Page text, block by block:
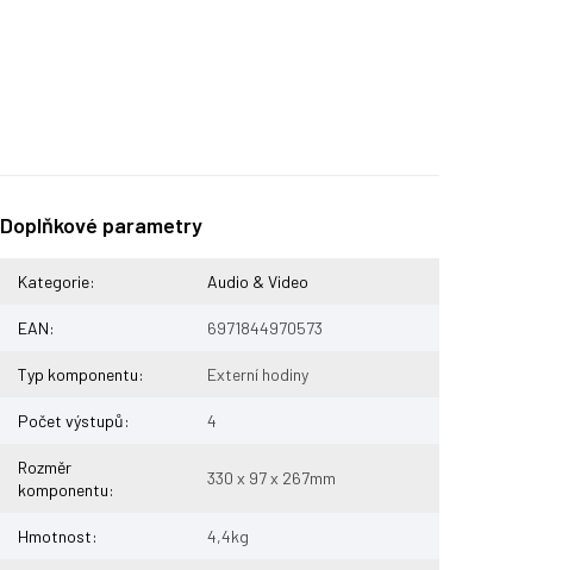
Doplňkové parametry
Kategorie: Audio & Video
EAN: 6971844970573
Typ komponentu: Externí hodiny
Počet výstupů: 4
Rozměr
komponentu:
330 x 97 x 267mm
Hmotnost: 4,4kg